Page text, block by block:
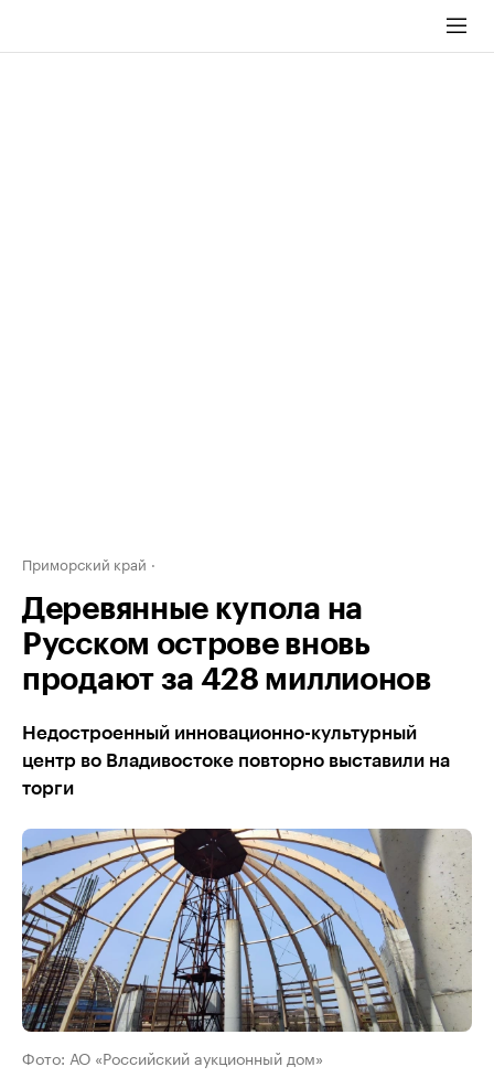
Приморский край
Деревянные купола на
Русском острове вновь
продают за 428 миллионов
Недостроенный инновационно-культурный
центр во Владивостоке повторно выставили на
торги
Фото: АО «Российский аукционный дом»